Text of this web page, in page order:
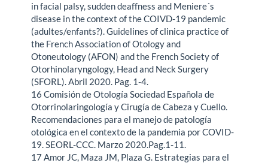
in facial palsy, sudden deaffness and Meniere´s
disease in the context of the COIVD-19 pandemic
(adultes/enfants?). Guidelines of clinica practice of
the French Association of Otology and
Otoneutology (AFON) and the French Society of
Otorhinolaryngology, Head and Neck Surgery
(SFORL). Abril 2020. Pag. 1-4.
16 Comisión de Otología Sociedad Española de
Otorrinolaringología y Cirugía de Cabeza y Cuello.
Recomendaciones para el manejo de patología
otológica en el contexto de la pandemia por COVID-
19. SEORL-CCC. Marzo 2020.Pag.1-11.
17 Amor JC, Maza JM, Plaza G. Estrategias para el